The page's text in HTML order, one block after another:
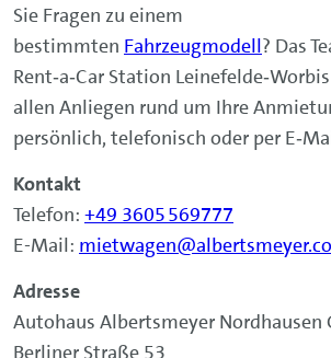
Sie Fragen zu einem
bestimmten Fahrzeugmodell? Das
Rent‑a‑Car Station
allen Anliegen rund um Ihre
persönlich, telefonisch oder per
Kontakt
Telefon: +49 3605 569777
E-Mail:
Adresse
Autohaus Albertsmeyer Nordhausen
Berliner Straße 53